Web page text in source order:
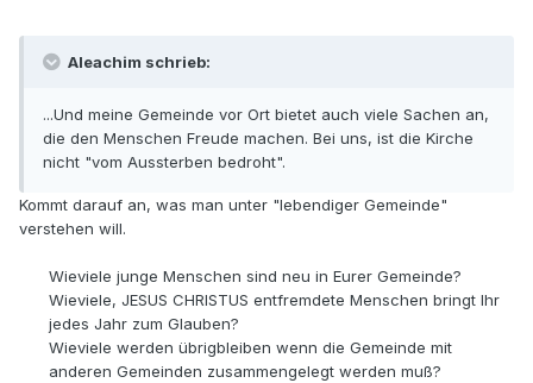
Aleachim schrieb:
...Und meine Gemeinde vor Ort bietet auch viele Sachen an,
die den Menschen Freude machen. Bei uns, ist die Kirche
nicht "vom Aussterben bedroht".
Kommt darauf an, was man unter "lebendiger Gemeinde"
verstehen will.
Wieviele junge Menschen sind neu in Eurer Gemeinde?
Wieviele, JESUS CHRISTUS entfremdete Menschen bringt Ihr
jedes Jahr zum Glauben?
Wieviele werden übrigbleiben wenn die Gemeinde mit
anderen Gemeinden zusammengelegt werden muß?